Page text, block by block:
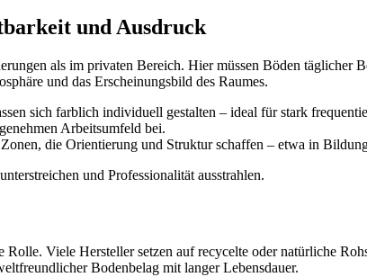
und Ausdruck
als im privaten Bereich. Hier müssen Böden täglicher
und das Erscheinungsbild des Raumes.
sich farblich individuell gestalten – ideal für stark
Arbeitsumfeld bei.
die Orientierung und Struktur schaffen – etwa in
und Professionalität ausstrahlen.
Viele Hersteller setzen auf recycelte oder natürliche
Bodenbelag mit langer Lebensdauer.